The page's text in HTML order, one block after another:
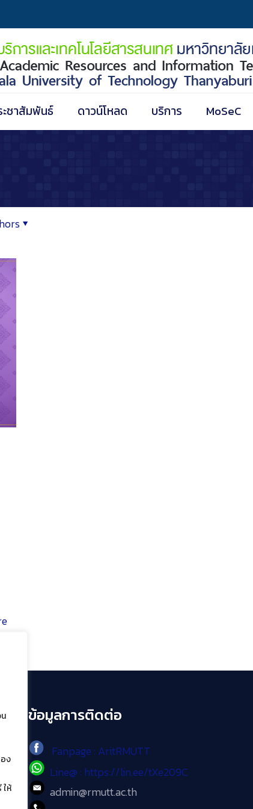
ง
ห้
ชาสัมพันธ์ ดาวน์โหลด บริการ MoSeC
ข้อมูลการติดต่อ
Fanpage : AritRMUTT
Line@ : https://lin.ee/tXe209C
admin@rmutt.ac.th